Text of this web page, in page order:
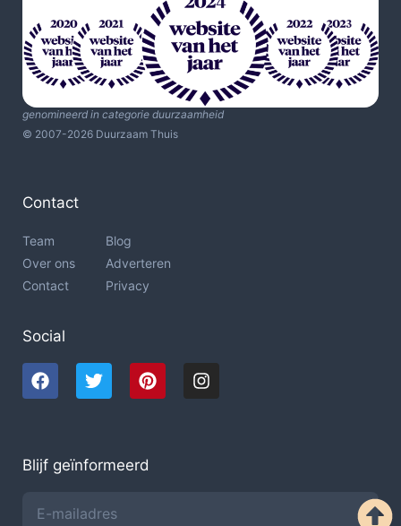
genomineerd in categorie duurzaamheid
© 2007-2026 Duurzaam Thuis
Contact
Team
Over ons
Contact
Blog
Adverteren
Privacy
Social
Blijf geïnformeerd